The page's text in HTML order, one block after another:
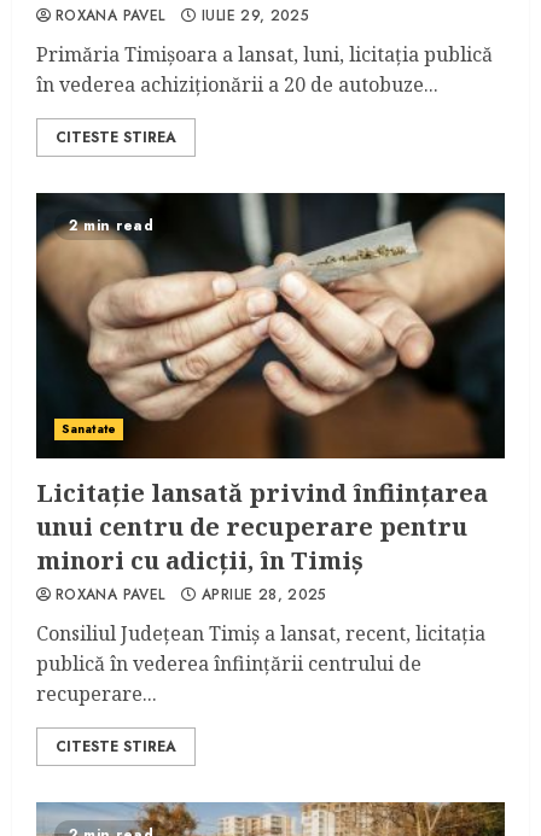
ROXANA PAVEL IULIE 29, 2025
Primăria Timișoara a lansat, luni, licitația publică
în vederea achiziționării a 20 de autobuze...
CITESTE STIREA
2 min read
Sanatate
Licitație lansată privind înființarea
unui centru de recuperare pentru
minori cu adicții, în Timiș
ROXANA PAVEL APRILIE 28, 2025
Consiliul Județean Timiș a lansat, recent, licitația
publică în vederea înființării centrului de
recuperare...
CITESTE STIREA